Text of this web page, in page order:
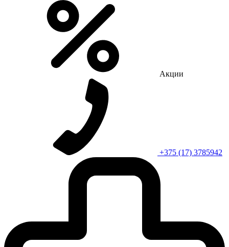
Акции
+375 (17) 3785942